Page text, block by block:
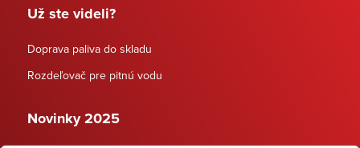
Už ste videli?
Doprava paliva do skladu
Rozdeľovač pre pitnú vodu
Novinky 2025